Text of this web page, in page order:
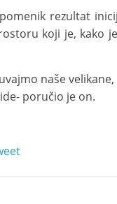
rezultat
koji je, kako
naše
poručio je on.